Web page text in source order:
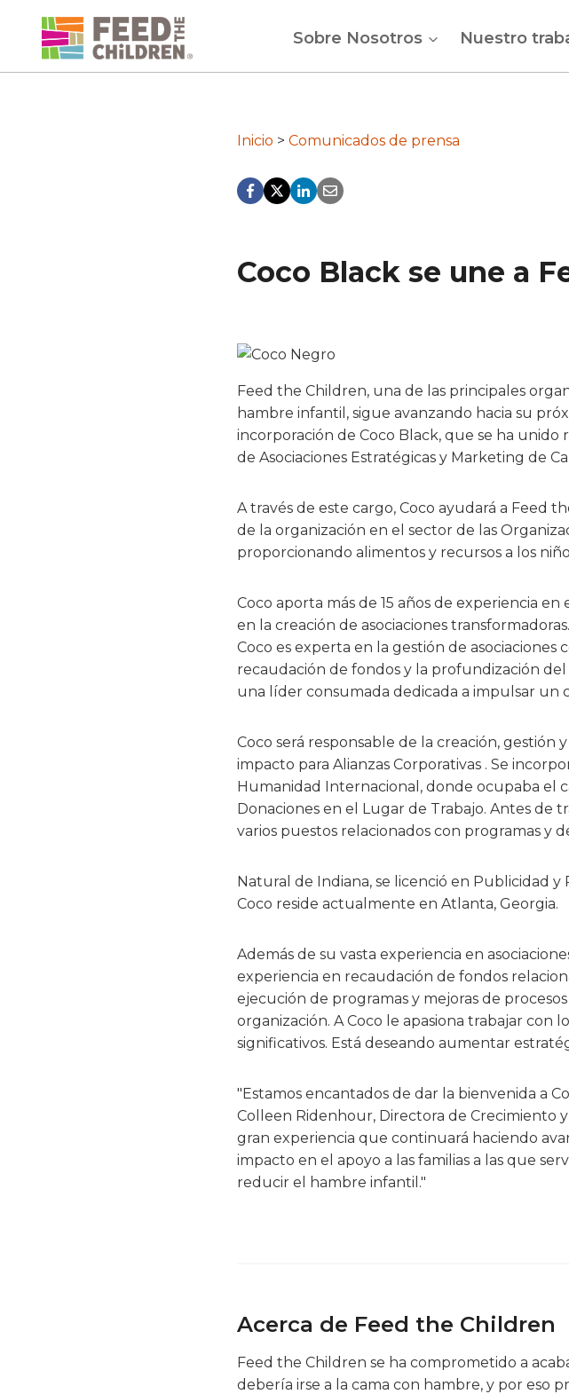
contenido
Sobre Nosotros Nuestro
Inicio > Comunicados de prensa
Coco Black se une a
Feed the Children, una de las principales
hambre infantil, sigue avanzando hacia su
incorporación de Coco Black, que se ha
de Asociaciones Estratégicas y Marketing de
A través de este cargo, Coco ayudará a Feed
de la organización en el sector de las
proporcionando alimentos y recursos a los
Coco aporta más de 15 años de experiencia
en la creación de asociaciones
Coco es experta en la gestión de asociaciones
recaudación de fondos y la profundización
una líder consumada dedicada a impulsar un
Coco será responsable de la creación,
impacto para Alianzas Corporativas . Se
Humanidad Internacional, donde ocupaba el
Donaciones en el Lugar de Trabajo. Antes de
varios puestos relacionados con programas y
Natural de Indiana, se licenció en Publicidad
Coco reside actualmente en Atlanta, Georgia.
Además de su vasta experiencia en
experiencia en recaudación de fondos
ejecución de programas y mejoras de
organización. A Coco le apasiona trabajar con
significativos. Está deseando aumentar
"Estamos encantados de dar la bienvenida a
Colleen Ridenhour, Directora de Crecimiento
gran experiencia que continuará haciendo
impacto en el apoyo a las familias a las que
reducir el hambre infantil."
Acerca de Feed the Children
Feed the Children se ha comprometido a
debería irse a la cama con hambre, y por eso